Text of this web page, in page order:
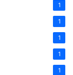
1
1
1
1
1